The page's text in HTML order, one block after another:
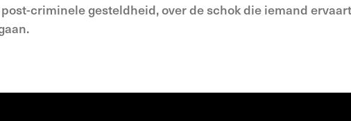
criminele gesteldheid, over de schok die iemand